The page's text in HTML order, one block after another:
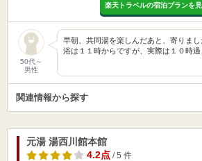
楽天トラベルの宿泊プランを
50代～
男性
早朝、共同湯を楽しんだあと、寄りま
浴は１１時からですが、実際は１０時
関連情報から探す
元湯 湯西川館本館
4.2点/ 5 件